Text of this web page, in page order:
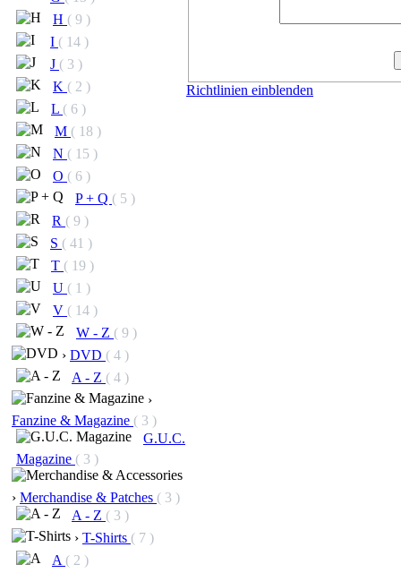
H ( 9 )
I ( 14 )
J ( 3 )
K ( 2 )
L ( 6 )
M ( 18 )
N ( 15 )
O ( 6 )
P + Q ( 5 )
R ( 9 )
S ( 41 )
T ( 19 )
U ( 1 )
V ( 14 )
W - Z ( 9 )
› DVD ( 4 )
A - Z ( 4 )
›
Fanzine & Magazine ( 3 )
G.U.C.
Magazine ( 3 )
› Merchandise & Patches ( 3 )
A - Z ( 3 )
› T-Shirts ( 7 )
A ( 2 )
Richtlinien einblenden